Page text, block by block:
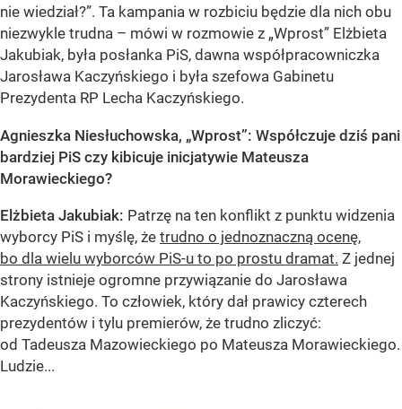
nie wiedział?”. Ta kampania w rozbiciu będzie dla nich obu
niezwykle trudna – mówi w rozmowie z „Wprost” Elżbieta
Jakubiak, była posłanka PiS, dawna współpracowniczka
Jarosława Kaczyńskiego i była szefowa Gabinetu
Prezydenta RP Lecha Kaczyńskiego.
Agnieszka Niesłuchowska, „Wprost”: Współczuje dziś pani
bardziej PiS czy kibicuje inicjatywie Mateusza
Morawieckiego?
Elżbieta Jakubiak: Patrzę na ten konflikt z punktu widzenia
wyborcy PiS i myślę, że trudno o jednoznaczną ocenę,
bo dla wielu wyborców PiS-u to po prostu dramat. Z jednej
strony istnieje ogromne przywiązanie do Jarosława
Kaczyńskiego. To człowiek, który dał prawicy czterech
prezydentów i tylu premierów, że trudno zliczyć:
od Tadeusza Mazowieckiego po Mateusza Morawieckiego.
Ludzie...